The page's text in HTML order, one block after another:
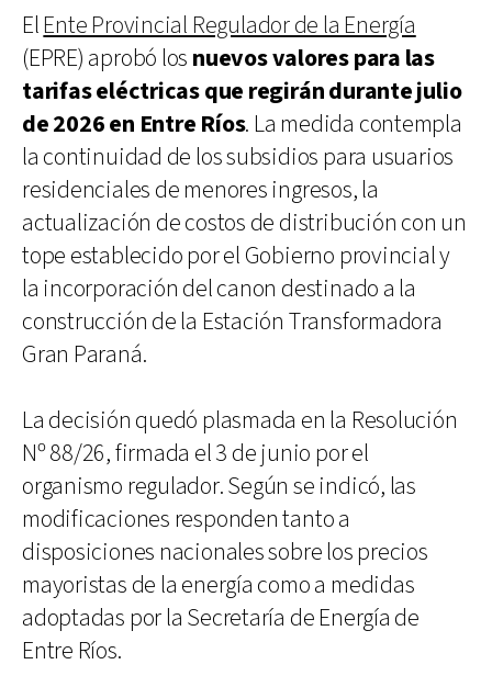
El Ente Provincial Regulador de la Energía
(EPRE) aprobó los nuevos valores para las
tarifas eléctricas que regirán durante julio
de 2026 en Entre Ríos. La medida contempla
la continuidad de los subsidios para usuarios
residenciales de menores ingresos, la
actualización de costos de distribución con un
tope establecido por el Gobierno provincial y
la incorporación del canon destinado a la
construcción de la Estación Transformadora
Gran Paraná.
La decisión quedó plasmada en la Resolución
Nº 88/26, firmada el 3 de junio por el
organismo regulador. Según se indicó, las
modificaciones responden tanto a
disposiciones nacionales sobre los precios
mayoristas de la energía como a medidas
adoptadas por la Secretaría de Energía de
Entre Ríos.